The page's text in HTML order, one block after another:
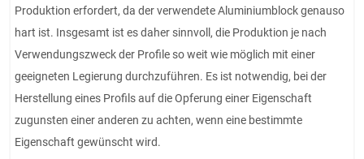
Produktion erfordert, da der verwendete Aluminiumblock genauso
hart ist. Insgesamt ist es daher sinnvoll, die Produktion je nach
Verwendungszweck der Profile so weit wie möglich mit einer
geeigneten Legierung durchzuführen. Es ist notwendig, bei der
Herstellung eines Profils auf die Opferung einer Eigenschaft
zugunsten einer anderen zu achten, wenn eine bestimmte
Eigenschaft gewünscht wird.